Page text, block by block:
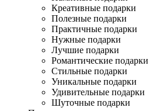
Креативные подарки
Полезные подарки
Практичные подарки
Нужные подарки
Лучшие подарки
Романтические подарки
Стильные подарки
Уникальные подарки
Удивительные подарки
Шуточные подарки